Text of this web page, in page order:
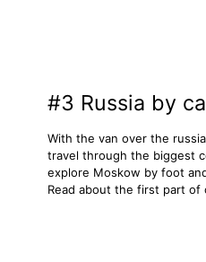
#3 Russia by
With the van over the
travel through the biggest
explore Moskow by foot
Read about the first part of